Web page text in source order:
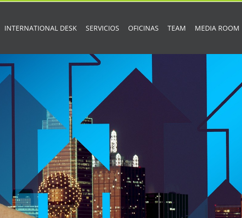
INTERNATIONAL DESK SERVICIOS OFICINAS TEAM MEDIA ROOM